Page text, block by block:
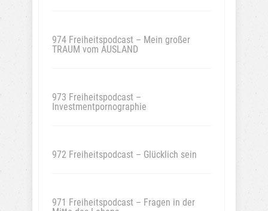
974 Freiheitspodcast – Mein großer
TRAUM vom AUSLAND
973 Freiheitspodcast –
Investmentpornographie
972 Freiheitspodcast – Glücklich sein
971 Freiheitspodcast – Fragen in der